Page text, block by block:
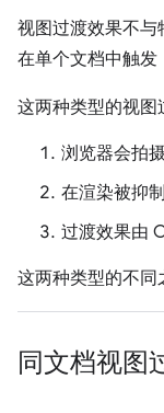
视图过渡效果不
在单个文档中触发
这两种类型的视图
浏览器会拍
在渲染被抑
过渡效果由
这两种类型的不同
同文档视图